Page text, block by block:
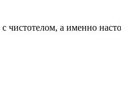
а именно